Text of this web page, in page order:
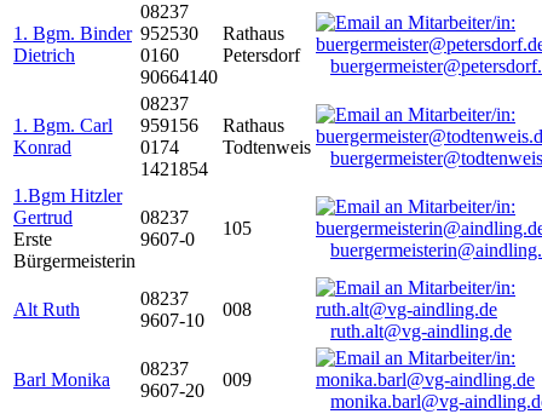
1. Bgm. Binder
Dietrich
08237
952530
0160
90664140
Rathaus
Petersdorf
1. Bgm. Carl
Konrad
08237
959156
0174
1421854
Rathaus
Todtenweis
1.Bgm Hitzler
Gertrud
Erste
Bürgermeisterin
08237
9607-0
105
Alt Ruth
08237
9607-10
008
ruth.alt@vg-aindling.de
Barl Monika
08237
9607-20
009
monika.barl@vg-